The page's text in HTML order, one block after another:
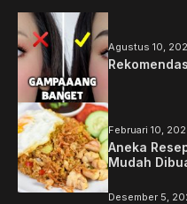
Agustus 10,
Februari 10,
Aneka
Mudah
Desember 5,